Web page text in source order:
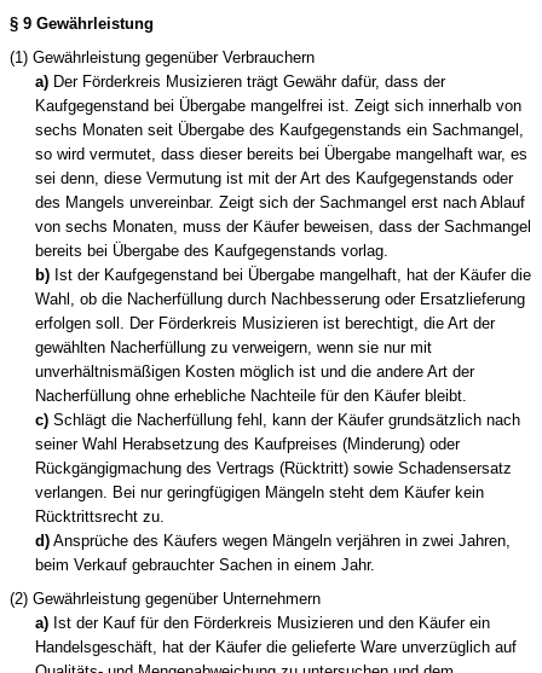
§ 9 Gewährleistung
(1) Gewährleistung gegenüber Verbrauchern
a)Der Förderkreis Musizierenträgt Gewähr dafür, dass der
Kaufgegenstand bei Übergabe mangelfrei ist. Zeigt sich innerhalb von
sechs Monaten seit Übergabe des Kaufgegenstands ein Sachmangel,
so wird vermutet, dass dieser bereits bei Übergabe mangelhaft war, es
sei denn, diese Vermutung ist mit der Art des Kaufgegenstands oder
des Mangels unvereinbar. Zeigt sich der Sachmangel erst nach Ablauf
von sechs Monaten, muss der Käufer beweisen, dass der Sachmangel
bereits bei Übergabe des Kaufgegenstands vorlag.
b)Ist der Kaufgegenstand bei Übergabe mangelhaft, hat der Käufer die
Wahl, ob die Nacherfüllung durch Nachbesserung oder Ersatzlieferung
erfolgen soll. Der Förderkreis Musizierenist berechtigt, die Art der
gewählten Nacherfüllung zu verweigern, wenn sie nur mit
unverhältnismäßigen Kosten möglich ist und die andere Art der
Nacherfüllung ohne erhebliche Nachteile für den Käufer bleibt.
c)Schlägt die Nacherfüllung fehl, kann der Käufer grundsätzlich nach
seiner Wahl Herabsetzung des Kaufpreises (Minderung) oder
Rückgängigmachung des Vertrags (Rücktritt) sowie Schadensersatz
verlangen. Bei nur geringfügigen Mängeln steht dem Käufer kein
Rücktrittsrecht zu.
d)Ansprüche des Käufers wegen Mängeln verjähren in zwei Jahren,
beim Verkauf gebrauchter Sachen in einem Jahr.
(2) Gewährleistung gegenüber Unternehmern
a)Ist der Kauf für den Förderkreis Musizierenund den Käufer ein
Handelsgeschäft, hat der Käufer die gelieferte Ware unverzüglich auf